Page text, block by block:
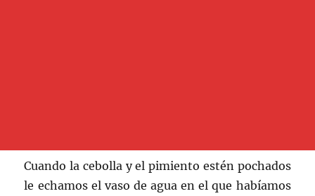
Cuando la cebolla y el pimiento estén pochados
le echamos el vaso de agua en el que habíamos